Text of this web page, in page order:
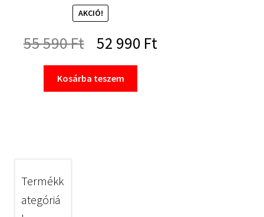
AKCIÓ!
55 590Ft
Original
price
was:
52 990 FtCurrent
Kosárba teszem
Termékk
ategóriá